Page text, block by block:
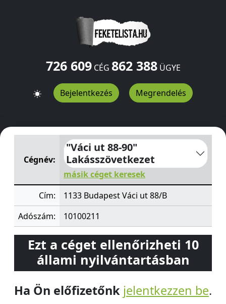
726 609CÉG 862 388ÜGYE
Bejelentkezés Megrendelés
"Váci ut 88-90" LakásszövetkezetVáci ut 88/BBudapest
Cégnév:
"Váci ut 88-90"
Lakásszövetkezet
másik céget keresek
Cím:
1133 Budapest Váci ut 88/B
Adószám:
10100211
Ezt a céget ellenőrizheti 10
állami nyilvántartásban
Ha Ön előfizetőnk jelentkezzen be.